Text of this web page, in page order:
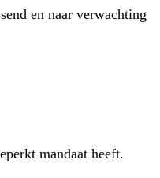
en naar verwachting
mandaat heeft.